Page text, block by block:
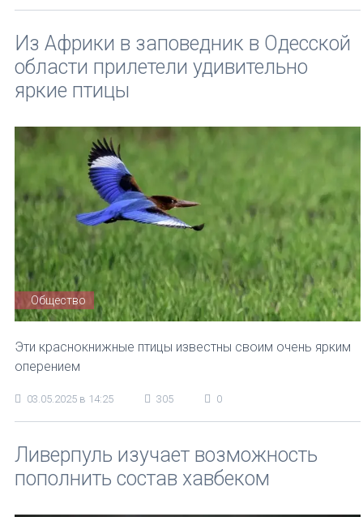
Из Африки в заповедник в Одесской
области прилетели удивительно
яркие птицы
Общество
Эти краснокнижные птицы известны своим очень ярким
оперением
03.05.2025 в 14:25 305 0
Ливерпуль изучает возможность
пополнить состав хавбеком